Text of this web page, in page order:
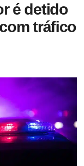
é detido
tráfico